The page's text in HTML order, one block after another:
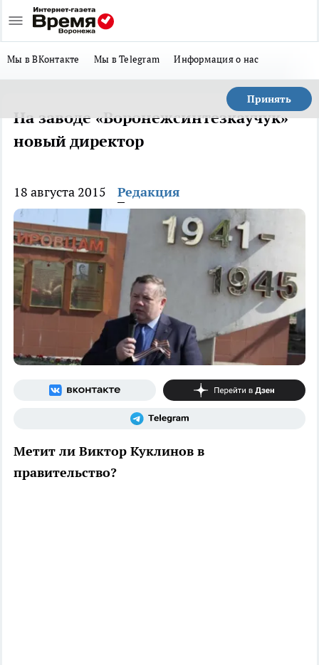
Мы в ВКонтакте Мы в Telegram Информация о нас
Принять
На заводе «Воронежсинтезкаучук»
новый директор
18 августа 2015 Редакция
Метит ли Виктор Куклинов в
правительство?